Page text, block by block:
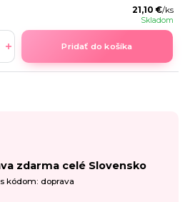
21,10 €/ks
Skladom
Pridať do košíka
zdarma celé Slovensko
kódom: doprava